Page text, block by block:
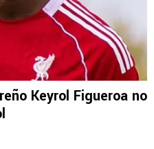
Keyrol Figueroa no